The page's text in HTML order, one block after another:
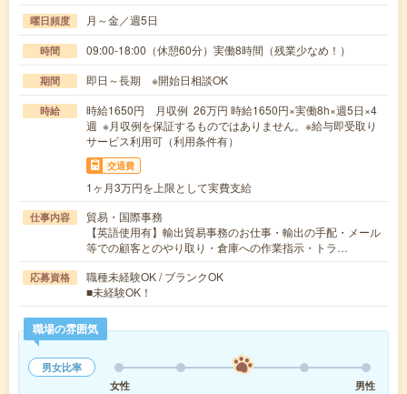
曜日頻度 月～金／週5日
時間 09:00-18:00（休憩60分）実働8時間（残業少なめ！）
期間 即日～長期 ※開始日相談OK
時給
時給1650円 月収例 26万円 時給1650円×実働8h×週5日×4
週 ※月収例を保証するものではありません。※給与即受取り
サービス利用可（利用条件有）
交通費
1ヶ月3万円を上限として実費支給
仕事内容
貿易・国際事務
【英語使用有】輸出貿易事務のお仕事・輸出の手配・メール
等での顧客とのやり取り・倉庫への作業指示・トラ…
応募資格
職種未経験OK / ブランクOK
■未経験OK！
職場の雰囲気
男女比率
女性
男性